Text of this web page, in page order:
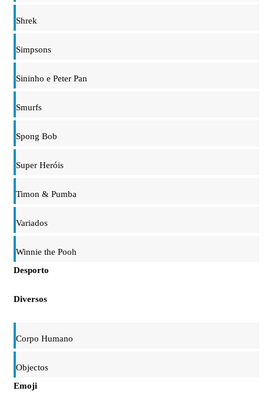
Shrek
Simpsons
Sininho e Peter Pan
Smurfs
Spong Bob
Super Heróis
Timon & Pumba
Variados
Winnie the Pooh
Desporto
Diversos
Corpo Humano
Objectos
Emoji